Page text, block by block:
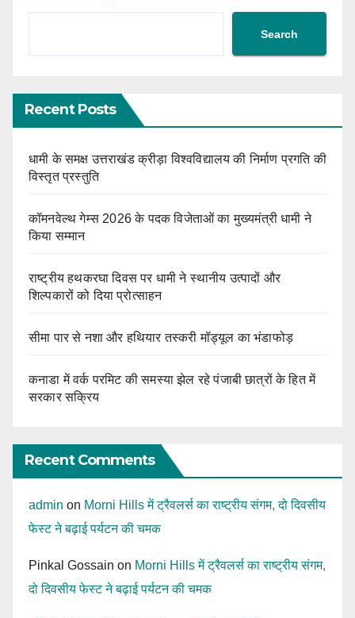
Search
Recent Posts
धामी के समक्ष उत्तराखंड क्रीड़ा विश्वविद्यालय की निर्माण प्रगति की
विस्तृत प्रस्तुति
कॉमनवेल्थ गेम्स 2026 के पदक विजेताओं का मुख्यमंत्री धामी ने
किया सम्मान
राष्ट्रीय हथकरघा दिवस पर धामी ने स्थानीय उत्पादों और
शिल्पकारों को दिया प्रोत्साहन
सीमा पार से नशा और हथियार तस्करी मॉड्यूल का भंडाफोड़
कनाडा में वर्क परमिट की समस्या झेल रहे पंजाबी छात्रों के हित में
सरकार सक्रिय
Recent Comments
admin on Morni Hills में ट्रैवलर्स का राष्ट्रीय संगम, दो दिवसीय
फेस्ट ने बढ़ाई पर्यटन की चमक
Pinkal Gossain on Morni Hills में ट्रैवलर्स का राष्ट्रीय संगम,
दो दिवसीय फेस्ट ने बढ़ाई पर्यटन की चमक